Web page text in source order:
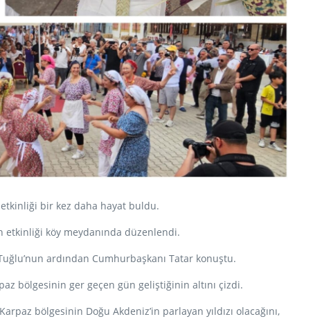
bir kez daha hayat buldu.
etkinliği köy meydanında düzenlendi.
ardından Cumhurbaşkanı Tatar konuştu.
bölgesinin ger geçen gün geliştiğinin altını çizdi.
bölgesinin Doğu Akdeniz’in parlayan yıldızı olacağını,